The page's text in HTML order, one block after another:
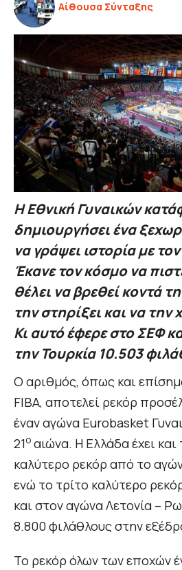
Αίθουσα Σύνταξης
Η Εθνική Γυναικών
δημιουργήσει ένα
να γράψει ιστορία με
Έκανε τον κόσμο να
θέλει να βρεθεί κοντά
την στηρίξει και να την
Κι αυτό έφερε στο ΣΕΦ
την Τουρκία 10.503
Ο αριθμός, όπως και
FIBA, αποτελεί ρεκόρ
έναν αγώνα Eurobasket
21ο αιώνα. Η Ελλάδα έχει και
καλύτερο ρεκόρ από το
ενώ το τρίτο καλύτερο
και στον αγώνα Λετονία –
8.800 φιλάθλους στην
Το ρεκόρ όλων των εποχών